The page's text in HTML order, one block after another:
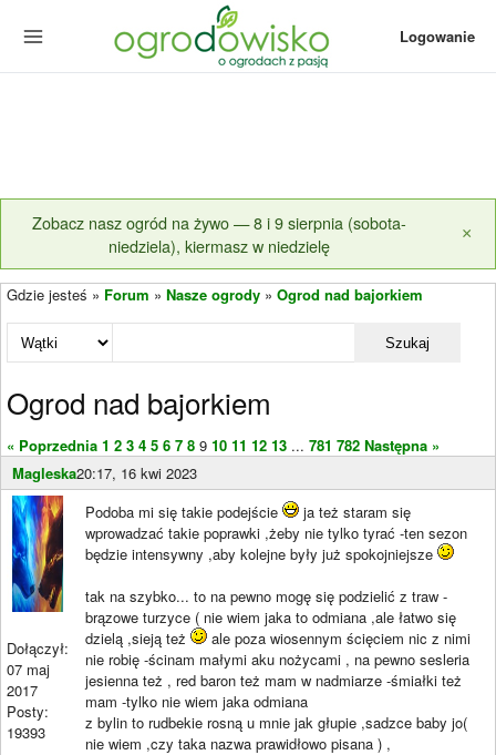
Logowanie
Zobacz nasz ogród na żywo — 8 i 9 sierpnia (sobota-
niedziela), kiermasz w niedzielę
×
Gdzie jesteś » Forum » Nasze ogrody » Ogrod nad bajorkiem
Szukaj
Ogrod nad bajorkiem
« Poprzednia 1 2 3 4 5 6 7 8 9 10 11 12 13 ... 781 782 Następna »
Magleska20:17, 16 kwi 2023
Dołączył:
07 maj
2017
Posty:
19393
Podoba mi się takie podejście
ja też staram się
wprowadzać takie poprawki ,żeby nie tylko tyrać -ten sezon
będzie intensywny ,aby kolejne były już spokojniejsze
tak na szybko... to na pewno mogę się podzielić z traw -
brązowe turzyce ( nie wiem jaka to odmiana ,ale łatwo się
dzielą ,sieją też
ale poza wiosennym ścięciem nic z nimi
nie robię -ścinam małymi aku nożycami , na pewno sesleria
jesienna też , red baron też mam w nadmiarze -śmiałki też
mam -tylko nie wiem jaka odmiana
z bylin to rudbekie rosną u mnie jak głupie ,sadzce baby jo(
nie wiem ,czy taka nazwa prawidłowo pisana ) ,